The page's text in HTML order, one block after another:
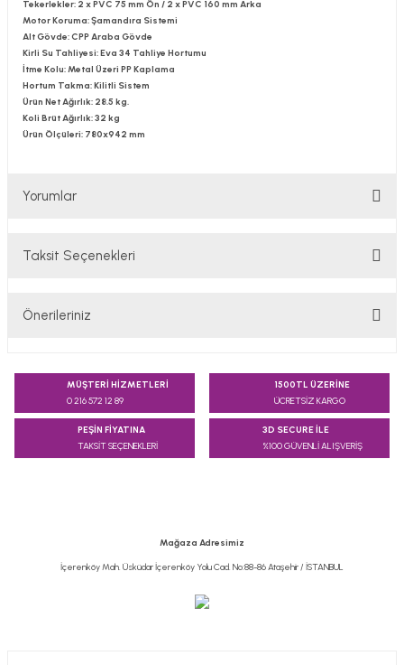
Tekerlekler: 2 x PVC 75 mm Ön / 2 x PVC 160 mm Arka
Motor Koruma: Şamandıra Sistemi
Alt Gövde: CPP Araba Gövde
Kirli Su Tahliyesi: Eva 34 Tahliye Hortumu
İtme Kolu: Metal Üzeri PP Kaplama
Hortum Takma: Kilitli Sistem
Ürün Net Ağırlık: 28.5 kg.
Koli Brüt Ağırlık: 32 kg
Ürün Ölçüleri: 780x942 mm
Yorumlar
Taksit Seçenekleri
Önerileriniz
konularda yetersiz gördüğünüz noktaları öneri formunu
kullanarak tarafımıza iletebilirsiniz.
Ürün resmi kalitesiz, bozuk veya görüntülenemiyor.
MÜŞTERİ HİZMETLERİ
0 216 572 12 89
1500TL ÜZERİNE
ÜCRETSİZ KARGO
PEŞİN FİYATINA
TAKSİT SEÇENEKLERİ
3D SECURE İLE
%100 GÜVENLİ ALIŞVERİŞ
Mağaza Adresimiz
İçerenköy Mah. Üsküdar İçerenköy Yolu Cad. No:88-86 Ataşehir / İSTANBUL